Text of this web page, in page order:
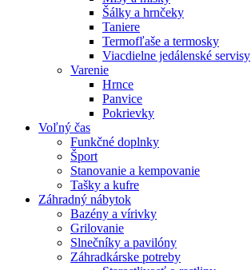
Šálky a hrnčeky
Taniere
Termofľaše a termosky
Viacdielne jedálenské servisy
Varenie
Hrnce
Panvice
Pokrievky
Voľný čas
Funkčné doplnky
Šport
Stanovanie a kempovanie
Tašky a kufre
Záhradný nábytok
Bazény a vírivky
Grilovanie
Slnečníky a pavilóny
Záhradkárske potreby